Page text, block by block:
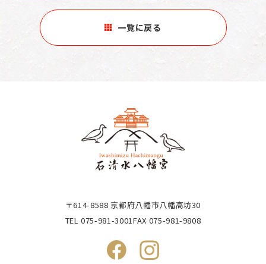
一覧に戻る
〒614-8588 京都府八幡市八幡高坊30
TEL075-981-3001 FAX 075-981-9808